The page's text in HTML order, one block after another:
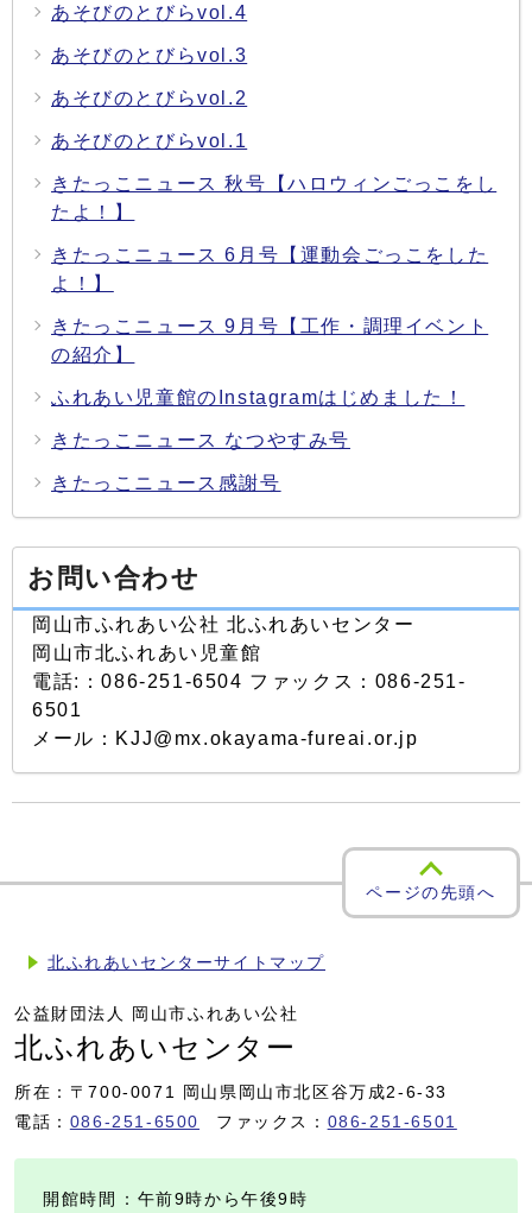
あそびのとびらvol.4
あそびのとびらvol.3
あそびのとびらvol.2
あそびのとびらvol.1
きたっこニュース 秋号【ハロウィンごっこをし
たよ！】
きたっこニュース 6月号【運動会ごっこをした
よ！】
きたっこニュース 9月号【工作・調理イベント
の紹介】
ふれあい児童館のInstagramはじめました！
きたっこニュース なつやすみ号
きたっこニュース感謝号
お問い合わせ
岡山市ふれあい公社 北ふれあいセンター
岡山市北ふれあい児童館
電話:：086-251-6504 ファックス：086-251-
6501
メール：KJJ@mx.okayama-fureai.or.jp
ページの先頭へ
北ふれあいセンターサイトマップ
公益財団法人 岡山市ふれあい公社
北ふれあいセンター
所在：〒700-0071 岡山県岡山市北区谷万成2-6-33
電話： 086-251-6500 ファックス： 086-251-6501
開館時間
：午前9時から午後9時